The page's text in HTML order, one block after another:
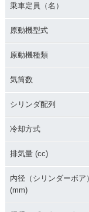
乗車定員（名）
原動機型式
原動機種類
気筒数
シリンダ配列
冷却方式
排気量 (cc)
内径（シリンダーボア）
(mm)